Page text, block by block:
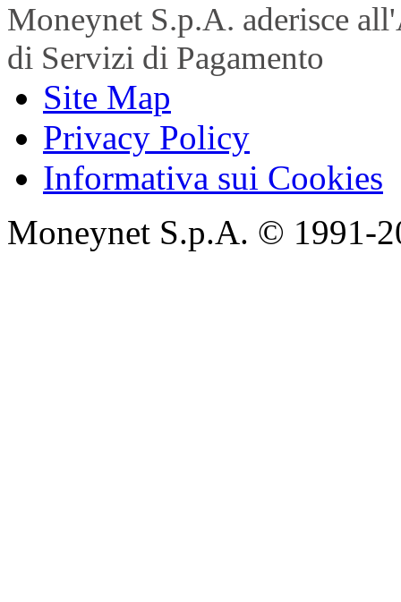
Moneynet S.p.A. aderisce
di Servizi di Pagamento
Site Map
Privacy Policy
Informativa sui Cookies
Moneynet S.p.A. © 1991-